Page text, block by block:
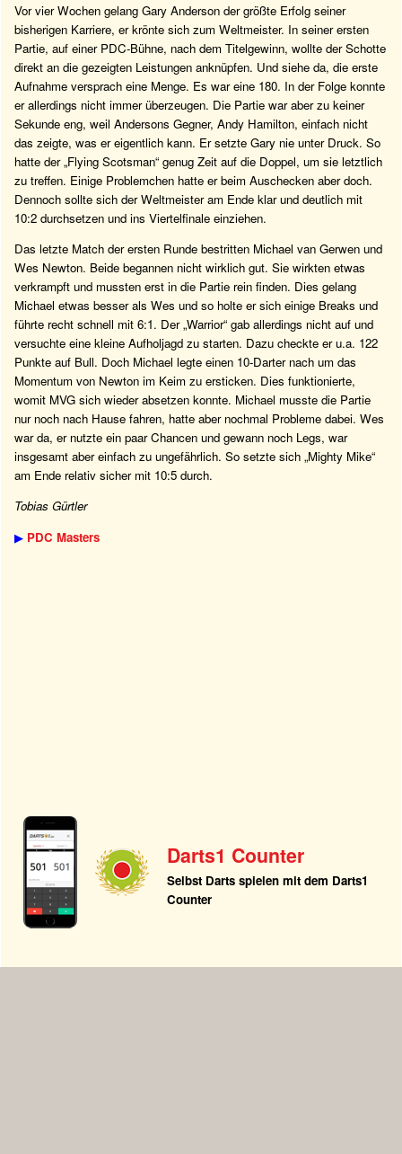
Vor vier Wochen gelang Gary Anderson der größte Erfolg seiner
bisherigen Karriere, er krönte sich zum Weltmeister. In seiner ersten
Partie, auf einer PDC-Bühne, nach dem Titelgewinn, wollte der Schotte
direkt an die gezeigten Leistungen anknüpfen. Und siehe da, die erste
Aufnahme versprach eine Menge. Es war eine 180. In der Folge konnte
er allerdings nicht immer überzeugen. Die Partie war aber zu keiner
Sekunde eng, weil Andersons Gegner, Andy Hamilton, einfach nicht
das zeigte, was er eigentlich kann. Er setzte Gary nie unter Druck. So
hatte der „Flying Scotsman“ genug Zeit auf die Doppel, um sie letztlich
zu treffen. Einige Problemchen hatte er beim Auschecken aber doch.
Dennoch sollte sich der Weltmeister am Ende klar und deutlich mit
10:2 durchsetzen und ins Viertelfinale einziehen.
Das letzte Match der ersten Runde bestritten Michael van Gerwen und
Wes Newton. Beide begannen nicht wirklich gut. Sie wirkten etwas
verkrampft und mussten erst in die Partie rein finden. Dies gelang
Michael etwas besser als Wes und so holte er sich einige Breaks und
führte recht schnell mit 6:1. Der „Warrior“ gab allerdings nicht auf und
versuchte eine kleine Aufholjagd zu starten. Dazu checkte er u.a. 122
Punkte auf Bull. Doch Michael legte einen 10-Darter nach um das
Momentum von Newton im Keim zu ersticken. Dies funktionierte,
womit MVG sich wieder absetzen konnte. Michael musste die Partie
nur noch nach Hause fahren, hatte aber nochmal Probleme dabei. Wes
war da, er nutzte ein paar Chancen und gewann noch Legs, war
insgesamt aber einfach zu ungefährlich. So setzte sich „Mighty Mike“
am Ende relativ sicher mit 10:5 durch.
Tobias Gürtler
▶ PDC Masters
Darts1 Counter
Selbst Darts spielen mit dem Darts1
Counter